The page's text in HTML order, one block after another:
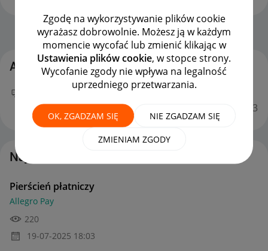
Zgodę na wykorzystywanie plików cookie
wyrażasz dobrowolnie. Możesz ją w każdym
momencie wycofać lub zmienić klikając w
Ustawienia plików cookie, w stopce strony.
Wycofanie zgody nie wpływa na legalność
uprzedniego przetwarzania.
OK, ZGADZAM SIĘ NIE ZGADZAM SIĘ
ZMIENIAM ZGODY
Strona Główna OPCJE
Aktywność sdz86
Twój nowy wpis Pierścień płatniczy
Allegro Paymożna już podziwiać :) 18:03
Najnowsze posty autorstwa sdz86
Pierścień płatniczy
Allegro Pay
220
‎19-07-2025 18:03